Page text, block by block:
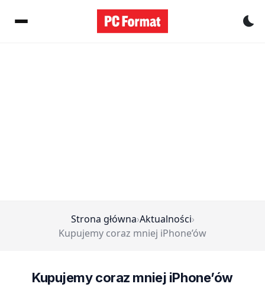
Strona główna›Aktualności›
Kupujemy coraz mniej iPhone’ów
Kupujemy coraz mniej iPhone’ów